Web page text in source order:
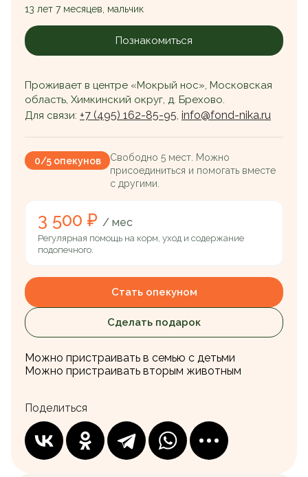
13 лет 7 месяцев, мальчик
Познакомиться
Проживает в центре «Мокрый нос», Московская
область, Химкинский округ, д. Брехово.
Для связи: +7 (495) 162-85-95, info@fond-nika.ru
0/5 опекунов
Свободно 5 мест. Можно
присоединиться и помогать вместе
с другими.
3 500 ₽ / мес
Регулярная помощь на корм, уход и содержание
подопечного.
Стать опекуном
Сделать подарок
Можно пристраивать в семью с детьми
Можно пристраивать вторым животным
Поделиться